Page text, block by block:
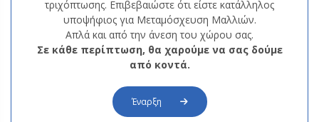
τριχόπτωσης. Επιβεβαιώστε ότι είστε κατάλληλος
υποψήφιος για Μεταμόσχευση Μαλλιών.
Απλά και από την άνεση του χώρου σας.
Σε κάθε περίπτωση, θα χαρούμε να σας δούμε
από κοντά.
Έναρξη